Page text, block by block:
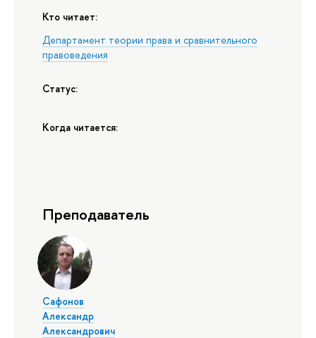
Кто читает:
Департамент теории права и сравнительного
правоведения
Статус:
Когда читается:
Преподаватель
Сафонов
Александр
Александрович